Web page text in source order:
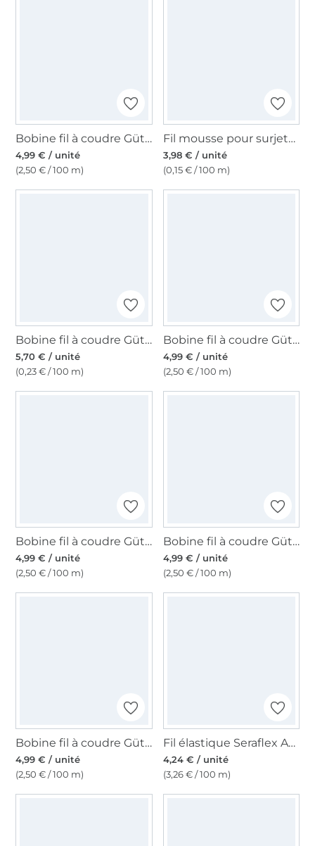
Bobine fil à coudre Gütermann 200m polyester, (786) bleu gris
4,99 € / unité
(2,50 € / 100 m)
Fil mousse pour surjeteuse 40, 2700 m, blanc cassé
3,98 € / unité
(0,15 € / 100 m)
Bobine fil à coudre Gütermann 2500m polyester Toldi Lock, (6950) bleu foncé
5,70 € / unité
(0,23 € / 100 m)
Bobine fil à coudre Gütermann 200m polyester, (912) violet
4,99 € / unité
(2,50 € / 100 m)
Bobine fil à coudre Gütermann 200m polyester, (269) vert olive
4,99 € / unité
(2,50 € / 100 m)
Bobine fil à coudre Gütermann 200m polyester, (283) vert kallisto
4,99 € / unité
(2,50 € / 100 m)
Bobine fil à coudre Gütermann 200m polyester, (169) ivoire
4,99 € / unité
(2,50 € / 100 m)
Fil élastique Seraflex Amann Mettler 120, vert gris
4,24 € / unité
(3,26 € / 100 m)